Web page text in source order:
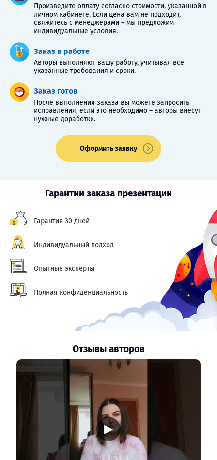
Произведите оплату согласно стоимости, указанной в
личном кабинете. Если цена вам не подходит,
свяжитесь с менеджерами – мы предложим
индивидуальные условия.
Заказ в работе
Авторы выполняют вашу работу, учитывая все
указанные требования и сроки.
Заказ готов
После выполнения заказа вы можете запросить
исправления, если это необходимо – авторы внесут
нужные доработки.
Оформить заявку
Гарантии заказа презентации
Гарантия 30 дней
Индивидуальный подход
Опытные эксперты
Полная конфиденциальность
Отзывы авторов
▶